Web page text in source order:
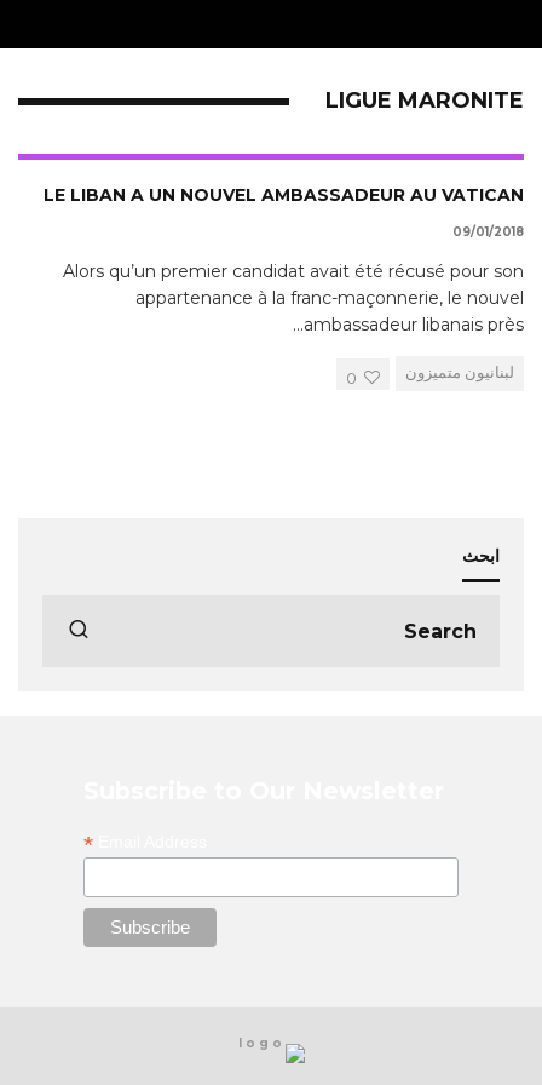
LIGUE MARONITE
LE LIBAN A UN NOUVEL AMBASSADEUR AU VATICAN
09/01/2018
Alors qu’un premier candidat avait été récusé pour son
appartenance à la franc-maçonnerie, le nouvel
ambassadeur libanais près
...
لبنانيون متميزون 0
ابحث
*